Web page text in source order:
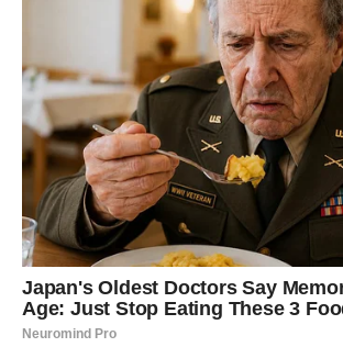
Znakovi na nogama koji
upozoravaju na visoki
Medicinski stručnjaci izdvajaju nekoliko
mogu ukazivati naporemećaje
Bol tijekom hodanja (klaudikacija)
–
mišićima nogu i smanjuje se nakon
Bol može biti blaga ili vrlo intenzivna,
osjeća u obje noge.